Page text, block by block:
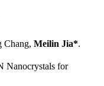
Chang, Meilin Jia*.
Nanocrystals for